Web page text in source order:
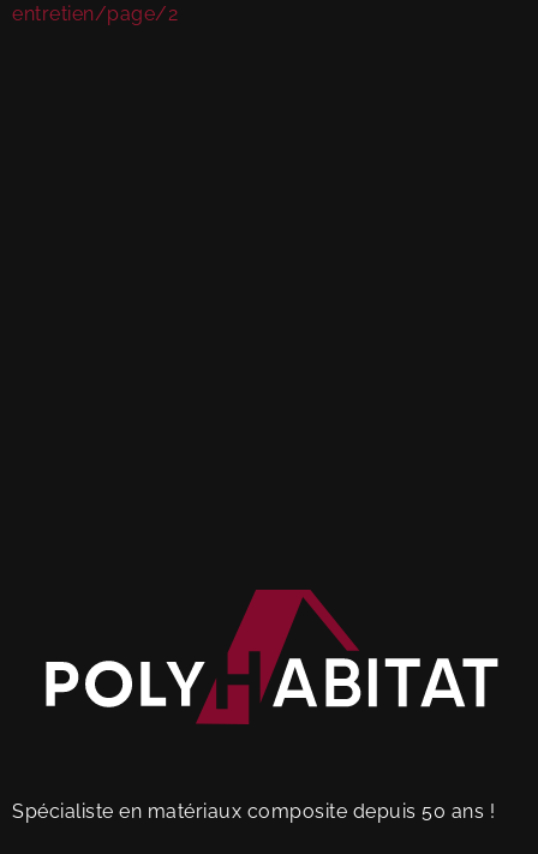
entretien/page/2
Spécialiste en matériaux composite depuis 50 ans !